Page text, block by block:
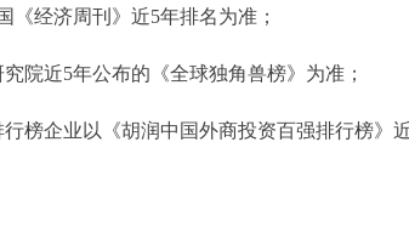
《经济周刊》近5年排名为准；
院近5年公布的《全球独角兽榜》为准；
榜企业以《胡润中国外商投资百强排行榜》